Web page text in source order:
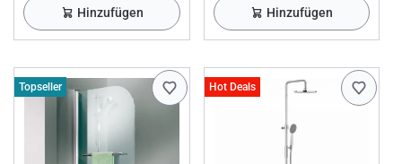
Hinzufügen Hinzufügen
Topseller Hot Deals